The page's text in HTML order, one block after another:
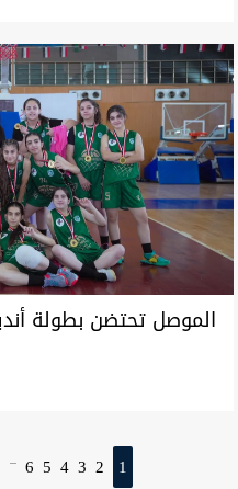
الموصل تحتضن بطولة
1
2
3
4
5
6
...